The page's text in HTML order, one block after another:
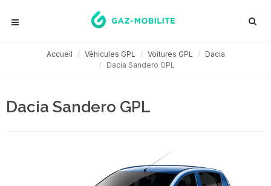
Accueil Véhicules GPL Voitures GPL
Dacia
Dacia Sandero GPL
Dacia Sandero GPL